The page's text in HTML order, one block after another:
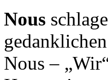
Nous
Nous –